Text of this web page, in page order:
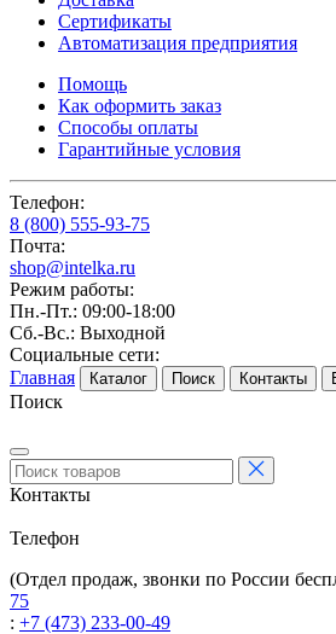
Сертификаты
Автоматизация предприятия
Помощь
Как оформить заказ
Способы оплаты
Гарантийные условия
Телефон:
8 (800) 555-93-75
Почта:
shop@intelka.ru
Режим работы:
Пн.-Пт.: 09:00-18:00
Сб.-Вс.: Выходной
Социальные сети:
Главная
Каталог Поиск Контакты
Поиск
Контакты
Телефон
(Отдел продаж, звонки по России
75
: +7 (473) 233-00-49